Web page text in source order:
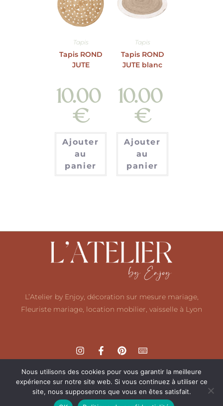
Tapis
Tapis ROND
JUTE
10.00
€
Ajouter
au
panier
Tapis
Tapis ROND
JUTE blanc
10.00
€
Ajouter
au
panier
L’Atelier by Enjoy, décoration sur mesure mariage,
Fleuriste mariage, location mobilier, vaisselle à Lyon
Mentions légales Politique de confidentialité CGV
F.A.Q
Nous utilisons des cookies pour vous garantir la meilleure
expérience sur notre site web. Si vous continuez à utiliser ce
site, nous supposerons que vous en êtes satisfait.